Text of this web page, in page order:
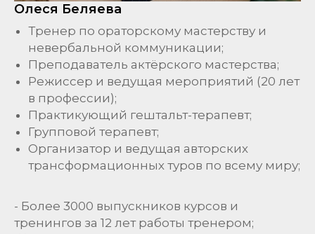
Олеся Беляева
Тренер по ораторскому мастерству и
невербальной коммуникации;
Преподаватель актёрского мастерства;
Режиссер и ведущая мероприятий (20 лет
в профессии);
Практикующий гештальт-терапевт;
Групповой терапевт;
Организатор и ведущая авторских
трансформационных туров по всему миру;
- Более 3000 выпускников курсов и
тренингов за 12 лет работы тренером;